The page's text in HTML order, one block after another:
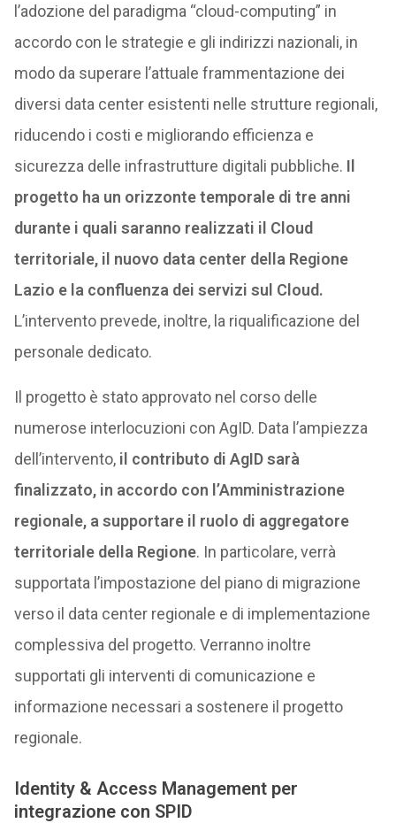
l’adozione del paradigma “cloud-computing” in
accordo con le strategie e gli indirizzi nazionali, in
modo da superare l’attuale frammentazione dei
diversi data center esistenti nelle strutture regionali,
riducendo i costi e migliorando efficienza e
sicurezza delle infrastrutture digitali pubbliche. Il
progetto ha un orizzonte temporale di tre anni
durante i quali saranno realizzati il Cloud
territoriale, il nuovo data center della Regione
Lazio e la confluenza dei servizi sul Cloud.
L’intervento prevede, inoltre, la riqualificazione del
personale dedicato.
Il progetto è stato approvato nel corso delle
numerose interlocuzioni con AgID. Data l’ampiezza
dell’intervento, il contributo di AgID sarà
finalizzato, in accordo con l’Amministrazione
regionale, a supportare il ruolo di aggregatore
territoriale della Regione. In particolare, verrà
supportata l’impostazione del piano di migrazione
verso il data center regionale e di implementazione
complessiva del progetto. Verranno inoltre
supportati gli interventi di comunicazione e
informazione necessari a sostenere il progetto
regionale.
Identity & Access Management per
integrazione con SPID